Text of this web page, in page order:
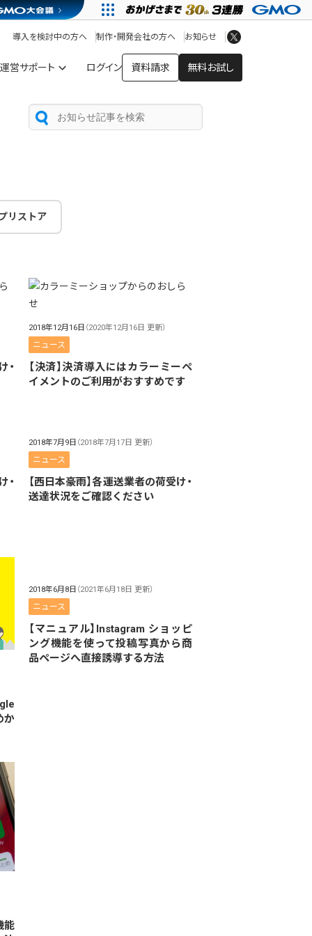
運営サポート ログイン 資料請求 無料お試し
導入を検討中の方へ 制作・開発会社の方へ お知らせ
アプリストア
ヘルプを見る
ヘルプセンター
リストア
・
2018年12月16日 （2020年12月16日 更新）
ニュース
【決済】決済導入にはカラーミーペ
イメントのご利用がおすすめです
・
2018年7月9日 （2018年7月17日 更新）
ニュース
【西日本豪雨】各運送業者の荷受け・
送達状況をご確認ください
か
2018年6月8日 （2021年6月18日 更新）
ニュース
【マニュアル】Instagram ショッピ
ング機能を使って投稿写真から商
品ページへ直接誘導する方法
能